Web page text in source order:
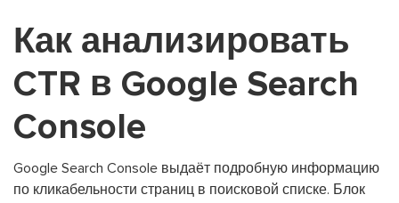
Как анализировать
CTR в Google Search
Console
Google Search Console выдаёт подробную информацию
по кликабельности страниц в поисковой списке. Блок